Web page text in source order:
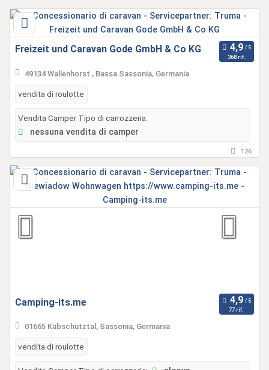
Freizeit und Caravan Gode GmbH & Co KG
368 rif.
49134 Wallenhorst , Bassa Sassonia, Germania
vendita di roulotte
Vendita Camper Tipo di carrozzeria:
nessuna vendita di camper
126
Camping-its.me
77 rif.
01665 Käbschütztal, Sassonia, Germania
vendita di roulotte